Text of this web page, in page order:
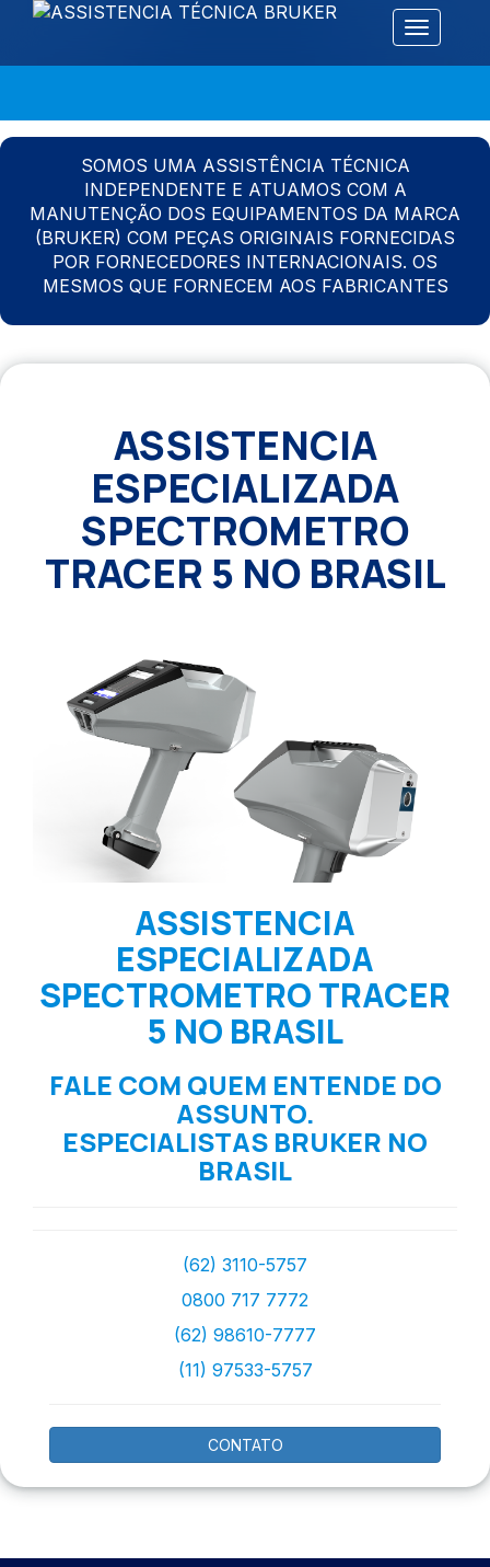
Alternar
SOMOS UMA ASSISTÊNCIA TÉCNICA
INDEPENDENTE E ATUAMOS COM A
MANUTENÇÃO DOS EQUIPAMENTOS DA MARCA
(BRUKER) COM PEÇAS ORIGINAIS FORNECIDAS
POR FORNECEDORES INTERNACIONAIS. OS
MESMOS QUE FORNECEM AOS FABRICANTES
ASSISTENCIA
ESPECIALIZADA
SPECTROMETRO
TRACER 5 NO BRASIL
ASSISTENCIA
ESPECIALIZADA
SPECTROMETRO TRACER
5 NO BRASIL
FALE COM QUEM ENTENDE DO
ASSUNTO.
ESPECIALISTAS BRUKER NO
BRASIL
(62) 3110-5757
0800 717 7772
(62) 98610-7777
(11) 97533-5757
CONTATO